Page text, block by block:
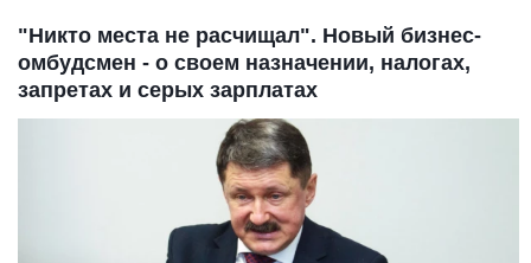
"Никто места не расчищал". Новый бизнес-
омбудсмен - о своем назначении, налогах,
запретах и серых зарплатах